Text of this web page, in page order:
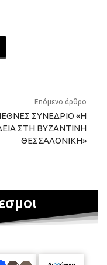
Επόμενο άρθρο
ΣΥΝΕΔΡΙΟ «Η
ΣΤΗ ΒΥΖΑΝΤΙΝΗ
ΘΕΣΣΑΛΟΝΙΚΗ»